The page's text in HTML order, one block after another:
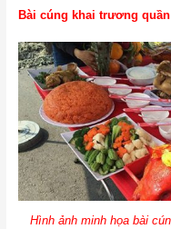
Bài cúng khai trương
Hình ảnh minh họa bài